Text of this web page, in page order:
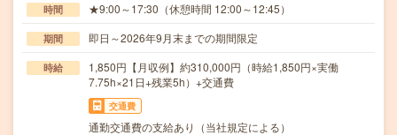
時間 ★9:00～17:30（休憩時間 12:00～12:45）
期間 即日～2026年9月末までの期間限定
時給
1,850円【月収例】約310,000円（時給1,850円×実働
7.75h×21日+残業5h）+交通費
交通費
通勤交通費の支給あり（当社規定による）